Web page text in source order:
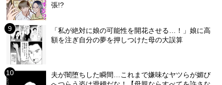
張!?
「私が絶対に娘の可能性を開花させる…！」娘に高
額を注ぎ自分の夢を押しつけた母の大誤算
夫が闇堕ちした瞬間…これまで嫌味なヤツらが媚び